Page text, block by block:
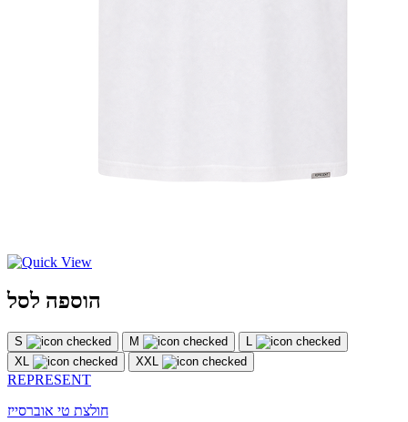
הוספה לסל
S M
L
XL
XXL
REPRESENT
חולצת טי אוברסייז